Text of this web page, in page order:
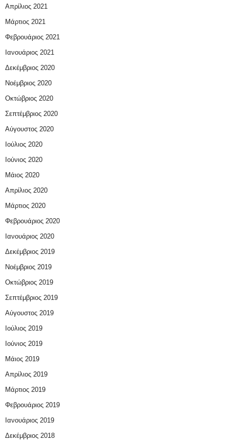
Απρίλιος 2021
Μάρτιος 2021
Φεβρουάριος 2021
Ιανουάριος 2021
Δεκέμβριος 2020
Νοέμβριος 2020
Οκτώβριος 2020
Σεπτέμβριος 2020
Αύγουστος 2020
Ιούλιος 2020
Ιούνιος 2020
Μάιος 2020
Απρίλιος 2020
Μάρτιος 2020
Φεβρουάριος 2020
Ιανουάριος 2020
Δεκέμβριος 2019
Νοέμβριος 2019
Οκτώβριος 2019
Σεπτέμβριος 2019
Αύγουστος 2019
Ιούλιος 2019
Ιούνιος 2019
Μάιος 2019
Απρίλιος 2019
Μάρτιος 2019
Φεβρουάριος 2019
Ιανουάριος 2019
Δεκέμβριος 2018